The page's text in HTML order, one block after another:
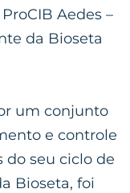
Aedes –
da Bioseta
um conjunto
e controle
do seu ciclo de
Bioseta, foi